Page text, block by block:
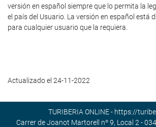
versión en español siempre que lo permita la
el país del Usuario. La versión en español está
para cualquier usuario que la requiera.
Actualizado el 24-11-2022
TURIBERIA ONLINE - https://
Carrer de Joanot Martorell nº 9, Local 2 -